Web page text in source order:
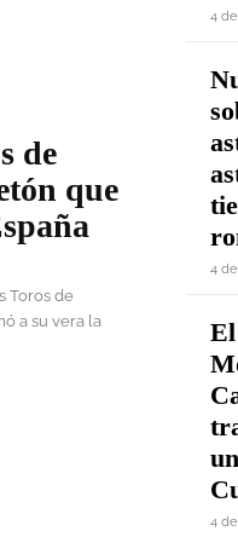
de
que
a su vera la
4
4
4